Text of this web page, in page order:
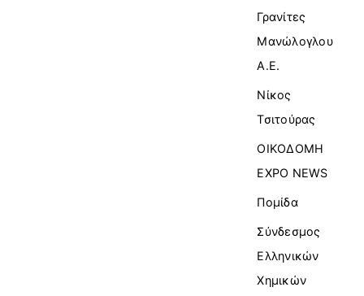
Γρανίτες
Μανώλογλου
Α.Ε.
Νίκος
Τσιτούρας
ΟΙΚΟΔΟΜΗ
EXPO NEWS
Πομίδα
Σύνδεσμος
Ελληνικών
Χημικών